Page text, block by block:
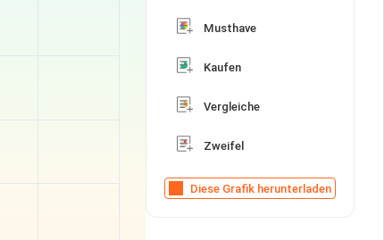
Musthave
Kaufen
Vergleiche
Zweifel
Diese Grafik herunterladen